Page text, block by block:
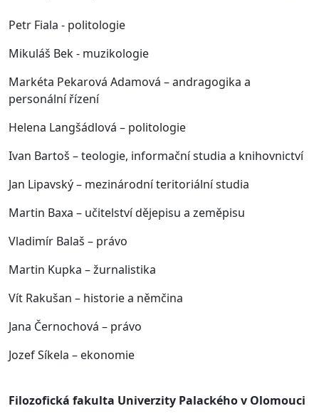
Petr Fiala - politologie
Mikuláš Bek - muzikologie
Markéta Pekarová Adamová – andragogika a
personální řízení
Helena Langšádlová – politologie
Ivan Bartoš – teologie, informační studia a knihovnictví
Jan Lipavský – mezinárodní teritoriální studia
Martin Baxa – učitelství dějepisu a zeměpisu
Vladimír Balaš – právo
Martin Kupka – žurnalistika
Vít Rakušan – historie a němčina
Jana Černochová – právo
Jozef Síkela – ekonomie
Filozofická fakulta Univerzity Palackého v Olomouci